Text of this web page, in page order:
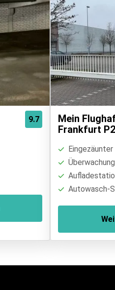
9.7
Mein
Frankfurt P2
Autowasch-